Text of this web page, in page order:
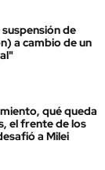
de
a cambio de un
qué queda
el frente de los
a Milei